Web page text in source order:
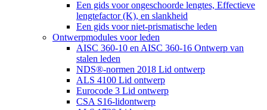
Een gids voor ongeschoorde lengtes, Effectieve
lengtefactor (K), en slankheid
Een gids voor niet-prismatische leden
Ontwerpmodules voor leden
AISC 360-10 en AISC 360-16 Ontwerp van
stalen leden
NDS®-normen 2018 Lid ontwerp
ALS 4100 Lid ontwerp
Eurocode 3 Lid ontwerp
CSA S16-lidontwerp